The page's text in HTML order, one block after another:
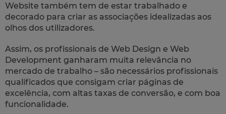
Website também tem de estar trabalhado e
decorado para criar as associações idealizadas aos
olhos dos utilizadores.
Assim, os profissionais de Web Design e Web
Development ganharam muita relevância no
mercado de trabalho – são necessários profissionais
qualificados que consigam criar páginas de
excelência, com altas taxas de conversão, e com boa
funcionalidade.